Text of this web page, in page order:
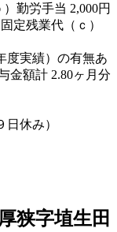
勤労手当 2,000円
定残業代（ｃ）
度実績）の有無あ
金額計 2.80ヶ月分
休み）
狭字埴生田